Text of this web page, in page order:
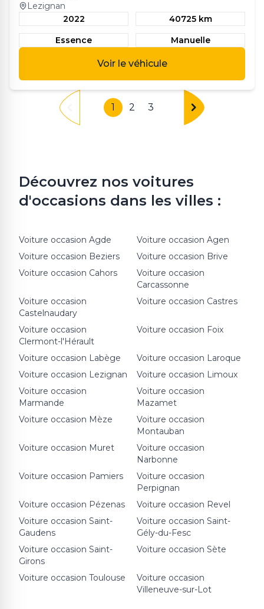
Lezignan
2022
40725 km
Essence
Manuelle
Voir le véhicule
1 2 3
Découvrez nos voitures
d'occasions dans les villes :
Voiture occasion Agde Voiture occasion Agen
Voiture occasion Beziers Voiture occasion Brive
Voiture occasion Cahors
Voiture occasion
Carcassonne
Voiture occasion
Castelnaudary
Voiture occasion Castres
Voiture occasion
Clermont-l'Hérault
Voiture occasion Foix
Voiture occasion Labège Voiture occasion Laroque
Voiture occasion Lezignan Voiture occasion Limoux
Voiture occasion
Marmande
Voiture occasion
Mazamet
Voiture occasion Mèze
Voiture occasion
Montauban
Voiture occasion Muret
Voiture occasion
Narbonne
Voiture occasion Pamiers
Voiture occasion
Perpignan
Voiture occasion Pézenas Voiture occasion Revel
Voiture occasion Saint-
Gaudens
Voiture occasion Saint-
Gély-du-Fesc
Voiture occasion Saint-
Girons
Voiture occasion Sète
Voiture occasion Toulouse
Voiture occasion
Villeneuve-sur-Lot